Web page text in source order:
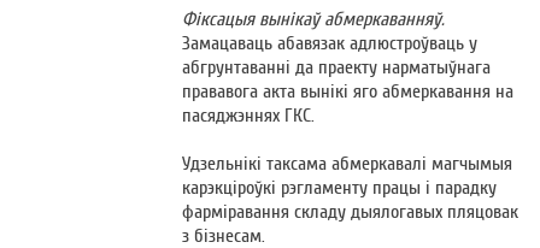
Фіксацыя вынікаў абмеркаванняў.
Замацаваць абавязак адлюстроўваць у
абгрунтаванні да праекту нарматыўнага
прававога акта вынікі яго абмеркавання на
пасяджэннях ГКС.
Удзельнікі таксама абмеркавалі магчымыя
карэкціроўкі рэгламенту працы і парадку
фарміравання складу дыялогавых пляцовак
з бізнесам.